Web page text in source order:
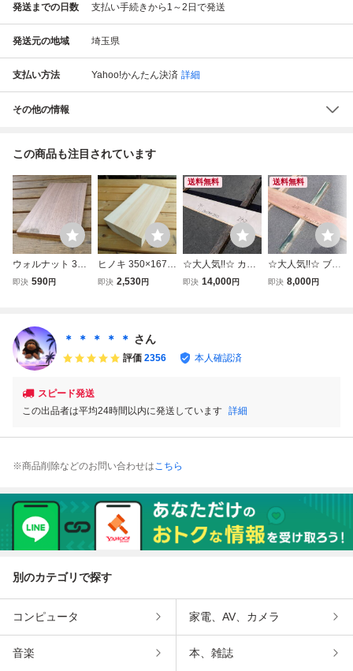
発送までの日数 支払い手続きから1～2日で発送
発送元の地域 埼玉県
支払い方法 Yahoo!かんたん決済 詳細
その他の情報
この商品も注目されています
ウォルナット 349
×166×5～8mm 木
クラフト DIY【20
260630001】
即決 590円
ヒノキ 350×167×
56mm 木材 銘木
ト DIY【2026042
即決 2,530円
送料無料
☆大人気!!☆ カー
リーメープル (厚
木 端材 DIY 銘木
送料無料 7-16
即決 14,000円
送料無料
☆大人気!!☆ ブラ
ックチェリー (厚
即決 8,000円
＊ ＊ ＊ ＊ ＊ さん
評価 2356 本人確認済
スピード発送
この出品者は平均24時間以内に発送しています 詳細
※商品削除などのお問い合わせはこちら
別のカテゴリで探す
コンピュータ 家電、AV、カメラ
音楽 本、雑誌